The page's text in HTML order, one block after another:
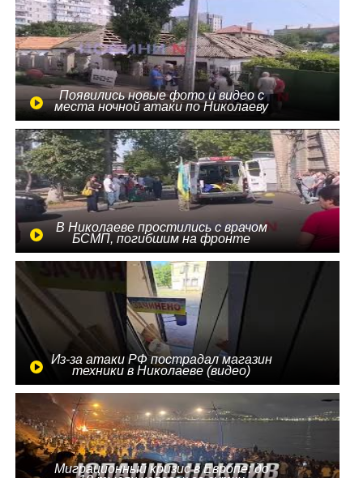
Появились новые фото и видео с
места ночной атаки по Николаеву
В Николаеве простились с врачом
БСМП, погибшим на фронте
Из-за атаки РФ пострадал магазин
техники в Николаеве (видео)
Миграционный кризис в Европе: до